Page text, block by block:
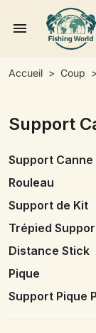
menu
Accueil Coup
Support
Support
Rouleau
Support de Kit
Trépied
Distance Stick
Pique
Support Pique